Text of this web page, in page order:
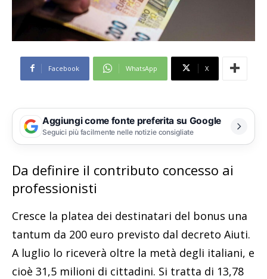
Facebook WhatsApp X
Aggiungi come fonte preferita su Google
Seguici più facilmente nelle notizie consigliate
Da definire il contributo concesso ai
professionisti
Cresce la platea dei destinatari del bonus una
tantum da 200 euro previsto dal decreto Aiuti.
A luglio lo riceverà oltre la metà degli italiani, e
cioè 31,5 milioni di cittadini. Si tratta di 13,78